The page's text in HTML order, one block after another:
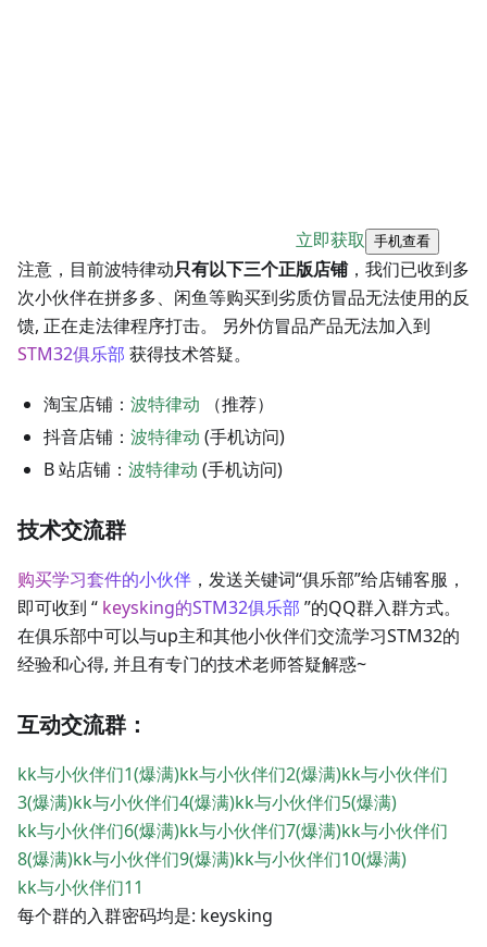
立即获取 手机查看
注意，目前波特律动只有以下三个正版店铺，我们已收到多
次小伙伴在拼多多、闲鱼等购买到劣质仿冒品无法使用的反
馈, 正在走法律程序打击。 另外仿冒品产品无法加入到
STM32俱乐部 获得技术答疑。
淘宝店铺： 波特律动 （推荐）
抖音店铺： 波特律动 (手机访问)
B 站店铺： 波特律动 (手机访问)
技术交流群
购买学习套件的小伙伴 ，发送关键词“俱乐部”给店铺客服，
即可收到 “ keysking的STM32俱乐部 ”的QQ群入群方式。
在俱乐部中可以与up主和其他小伙伴们交流学习STM32的
经验和心得, 并且有专门的技术老师答疑解惑~
互动交流群：
kk与小伙伴们1(爆满)kk与小伙伴们2(爆满)kk与小伙伴们
3(爆满)kk与小伙伴们4(爆满)kk与小伙伴们5(爆满)
kk与小伙伴们6(爆满)kk与小伙伴们7(爆满)kk与小伙伴们
8(爆满)kk与小伙伴们9(爆满)kk与小伙伴们10(爆满)
kk与小伙伴们11
每个群的入群密码均是: keysking